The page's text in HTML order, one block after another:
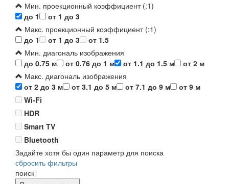
Мин. проекционный коэффициент (:1)
до 1
от 1 до 3
Макс. проекционный коэффициент (:1)
до 1
от 1 до 3
от 1.5
Мин. диагональ изображения
до 0.75 м
от 0.76 до 1 м от 1.1 до 1.5 м
от 2 м
Макс. диагональ изображения
от 2 до 3 м
от 3.1 до 5 м от 7.1 до 9 м
от 9 м
Wi-Fi
HDR
Smart TV
Bluetooth
Задайте хотя бы один параметр для поиска
сбросить фильтры
поиск